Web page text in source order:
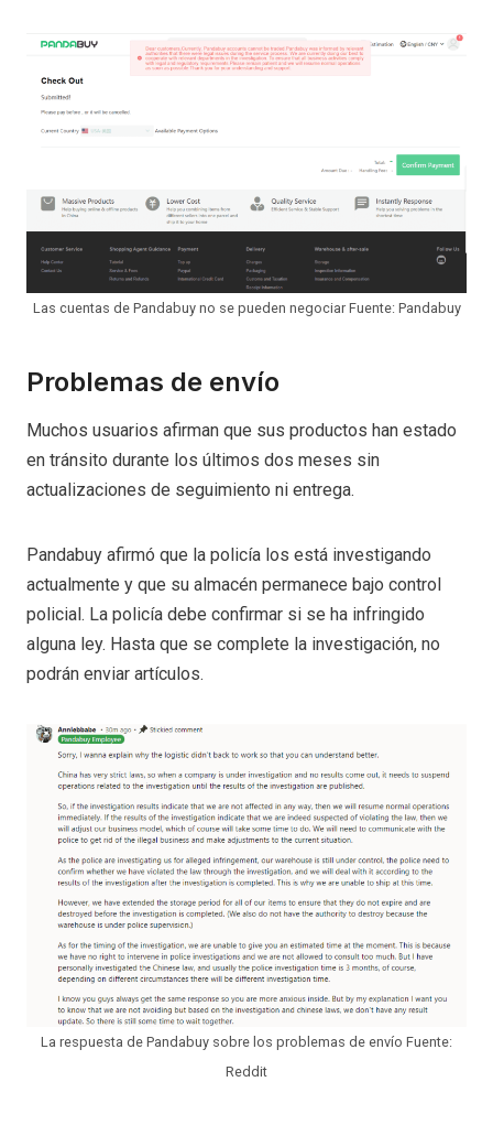
Las cuentas de Pandabuy no se pueden negociar Fuente: Pandabuy
Problemas de envío
Muchos usuarios afirman que sus productos han estado
en tránsito durante los últimos dos meses sin
actualizaciones de seguimiento ni entrega.
Pandabuy afirmó que la policía los está investigando
actualmente y que su almacén permanece bajo control
policial. La policía debe confirmar si se ha infringido
alguna ley. Hasta que se complete la investigación, no
podrán enviar artículos.
La respuesta de Pandabuy sobre los problemas de envío Fuente:
Reddit